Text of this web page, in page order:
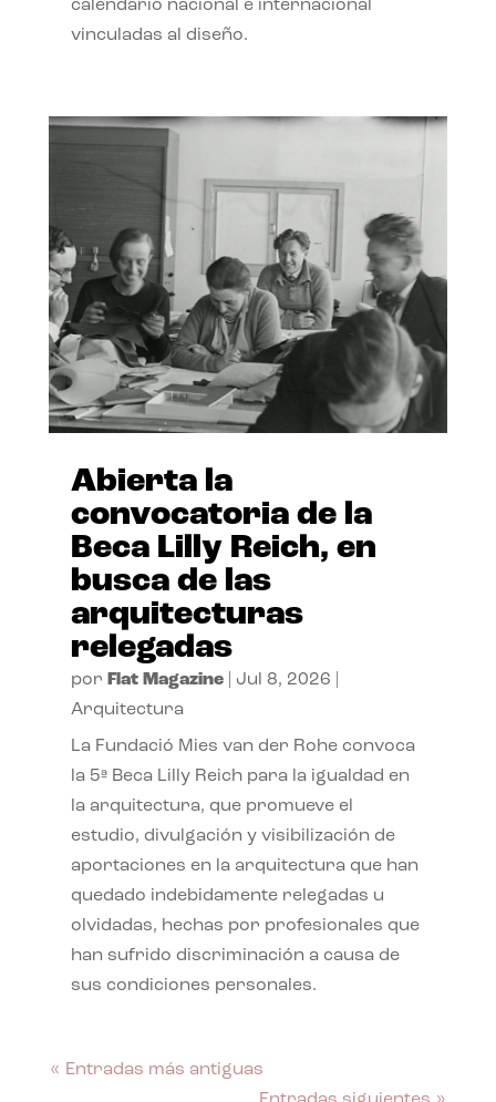
calendario nacional e internacional
vinculadas al diseño.
Abierta la
convocatoria de la
Beca Lilly Reich, en
busca de las
arquitecturas
relegadas
por Flat Magazine| Jul 8, 2026
Arquitectura
La Fundació Mies van der Rohe convoca
la 5ª Beca Lilly Reich para la igualdad en
la arquitectura, que promueve el
estudio, divulgación y visibilización de
aportaciones en la arquitectura que han
quedado indebidamente relegadas u
olvidadas, hechas por profesionales que
han sufrido discriminación a causa de
sus condiciones personales.
« Entradas más antiguas